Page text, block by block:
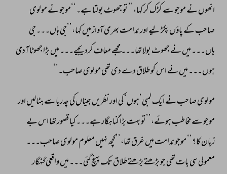
انھوں نے موجو سے کڑک کر کہا،’’ تو جھوٹ بولتا ہے۔‘‘موجو نے مولوی
صاحب کے پاؤں پکڑ لیے اور ندامت بھری آواز میں کہا،’’جی ہاں۔۔۔جی
ہاں۔۔۔ میں نے جھوٹ بولا تھا۔۔۔ مجھے معاف کردیجیے۔۔۔ میں بڑا جھوٹا آدمی
ہوں۔۔۔ میں نے اس کو طلاق دے دی تھی مولوی صاحب۔‘‘
مولوی صاحب نے ایک لمبی’ہوں‘ کی اور نظریں جیناں کی چدریا سے ہٹالیں اور
موجو سے مخاطب ہوئے،’’تو بہت بڑا گناہگار ہے۔۔۔کیا قصور تھا اس بے
زبان کا؟‘‘ موجو ندامت میں غرق تھا،’’کچھ نہیں معلوم مولوی صاحب۔۔۔
معمولی سی بات تھی جو بڑھتے بڑھتے طلا ق تک پہنچ گئی۔۔۔ میں واقعی گنہگار